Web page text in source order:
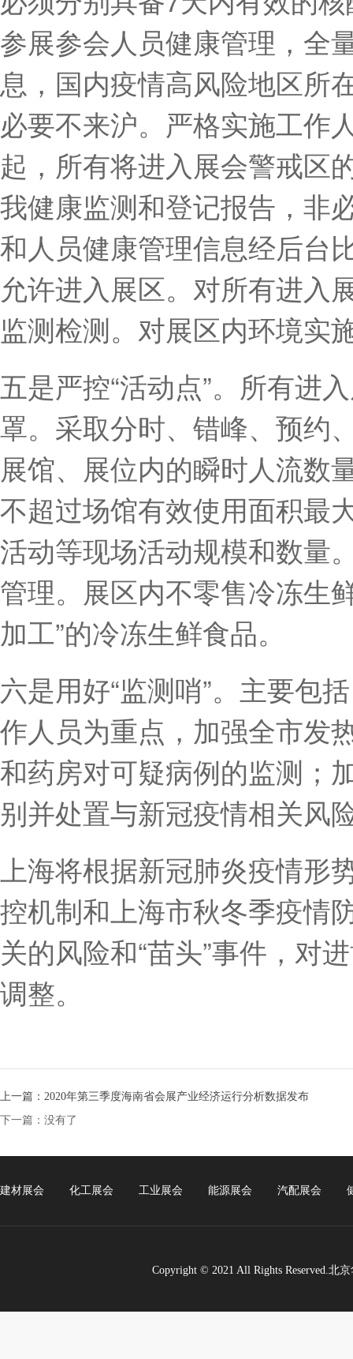
参展参会人员健康管理，全
息，国内疫情高风险地区所
必要不来沪。严格实施工作
起，所有将进入展会警戒区
我健康监测和登记报告，非
和人员健康管理信息经后台
允许进入展区。对所有进入
监测检测。对展区内环境实
五是严控“活动点”。所有进
罩。采取分时、错峰、预约
展馆、展位内的瞬时人流数
不超过场馆有效使用面积最
活动等现场活动规模和数量
管理。展区内不零售冷冻生
加工”的冷冻生鲜食品。
六是用好“监测哨”。主要包
作人员为重点，加强全市发
和药房对可疑病例的监测；
别并处置与新冠疫情相关风
上海将根据新冠肺炎疫情形
控机制和上海市秋冬季疫情
关的风险和“苗头”事件，对
调整。
上一篇：2020年第三季度海南省会展产业经济运行分析数据发布
下一篇：没有了
建材展会 化工展会 工业展会 能源展会 汽配展会
Copyright © 2021 All Rights Reserved.北